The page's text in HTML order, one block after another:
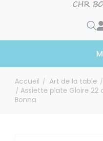
Accueil / Art de la table /
/ Assiette plate Gloire
Bonna